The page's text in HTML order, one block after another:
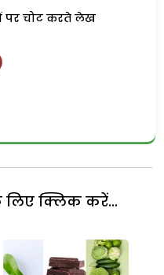
पर चोट करते लेख
क्लिक करें...